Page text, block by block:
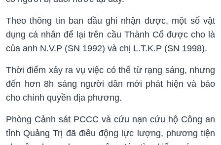
Theo thông tin ban đầu ghi nhận được, một số vật
dụng cá nhân để lại trên cầu Thành Cổ được cho là
của anh N.V.P (SN 1992) và chị L.T.K.P (SN 1998).
Thời điểm xảy ra vụ việc có thể từ rạng sáng, nhưng
đến hơn 8h sáng người dân mới phát hiện và báo
cho chính quyền địa phương.
Phòng Cảnh sát PCCC và cứu nạn cứu hộ Công an
tỉnh Quảng Trị đã điều động lực lượng, phương tiện